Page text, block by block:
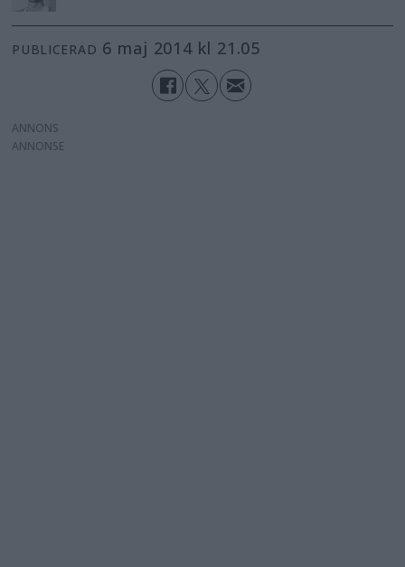
PUBLICERAD 6 maj 2014 kl 21.05
ANNONS